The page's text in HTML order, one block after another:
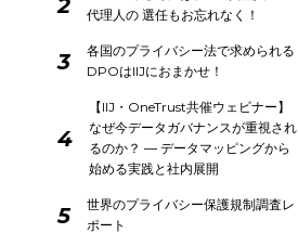
2
代理人の 選任もお忘れなく！
3
各国のプライバシー法で求められる
DPOはIIJにおまかせ！
4
【IIJ・OneTrust共催ウェビナー】
なぜ今データガバナンスが重視され
るのか？ ― データマッピングから
始める実践と社内展開
5
世界のプライバシー保護規制調査レ
ポート